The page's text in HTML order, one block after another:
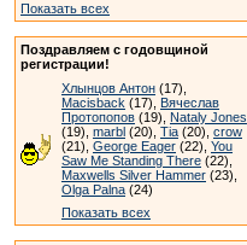
Показать всех
Поздравляем с годовщиной
регистрации!
Хлынцов Антон (17),
Macisback (17), Вячеслав
Протопопов (19), Nataly Jones
(19), marbl (20), Tia (20), crow
(21), George Eager (22), You
Saw Me Standing There (22),
Maxwells Silver Hammer (23),
Olga Palna (24)
Показать всех